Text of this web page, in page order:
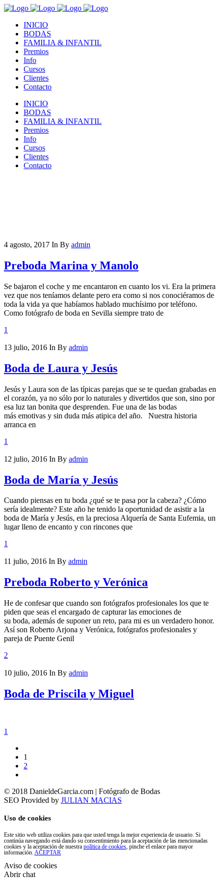
INICIO
BODAS
FAMILIA & INFANTIL
Premios
Info
Cursos
Clientes
Contacto
INICIO
BODAS
FAMILIA & INFANTIL
Premios
Info
Cursos
Clientes
Contacto
4 agosto, 2017 In By admin
Preboda Marina y Manolo
Se bajaron el coche y me encantaron en cuanto los vi. Era la primera
vez que nos teníamos delante pero era como si nos conociéramos de
toda la vida ya que habíamos hablado muchísimo por teléfono.
Como fotógrafo de boda en Sevilla siempre trato de
1
13 julio, 2016 In By admin
Boda de Laura y Jesús
Jesús y Laura son de las típicas parejas que se te quedan grabadas en
el corazón, ya no sólo por lo naturales y divertidos que son, sino por
esa luz tan bonita que desprenden. Fue una de las bodas
más emotivas y sin duda más atipica del año. Nuestra historia
arranca en
1
12 julio, 2016 In By admin
Boda de María y Jesús
Cuando piensas en tu boda ¿qué se te pasa por la cabeza? ¿Cómo
sería idealmente? Este año he tenido la oportunidad de asistir a la
boda de María y Jesús, en la preciosa Alquería de Santa Eufemia, un
lugar lleno de encanto y con rincones que
1
11 julio, 2016 In By admin
Preboda Roberto y Verónica
He de confesar que cuando son fotógrafos profesionales los que te
piden que seas el encargado de capturar las emociones de
su boda, además de suponer un reto, para mi es un verdadero honor.
Así son Roberto Arjona y Verónica, fotógrafos profesionales y
pareja de Puente Genil
2
10 julio, 2016 In By admin
Boda de Priscila y Miguel
1
1
2
© 2018 DanieldeGarcia.com | Fotógrafo de Bodas
SEO Provided by JULIAN MACIAS
Uso de cookies
Este sitio web utiliza cookies para que usted tenga la mejor experiencia de usuario. Si
continúa navegando está dando su consentimiento para la aceptación de las mencionadas
cookies y la aceptación de nuestra política de cookies, pinche el enlace para mayor
información. ACEPTAR
Aviso de cookies
Abrir chat